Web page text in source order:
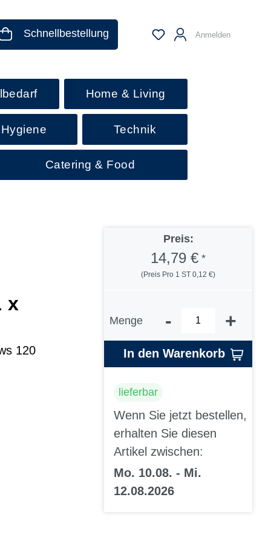
Schnellbestellung Anmelden
Home & Living
Technik
Catering & Food
x
120
Preis:
14,79 € *
(Preis Pro 1 ST 0,12 €)
Menge - +
In den Warenkorb
lieferbar
Wenn Sie jetzt bestellen,
erhalten Sie diesen
Artikel zwischen:
Mo. 10.08. - Mi.
12.08.2026